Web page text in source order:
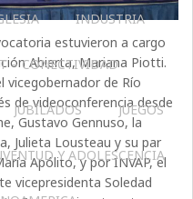
INDUSTRIA
– CONECTIVIDAD
JUBILADOS JUEGOS
Y ADOLESCENCIA
estuvieron a cargo
Abierta, Mariana Piotti.
vicegobernador de Río
de videoconferencia desde
Gustavo Gennuso, la
Julieta Lousteau y su par
Apólito, y por INVAP, el
vicepresidenta Soledad